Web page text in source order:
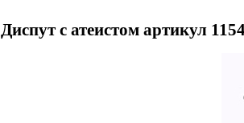
Диспут с атеистом артикул